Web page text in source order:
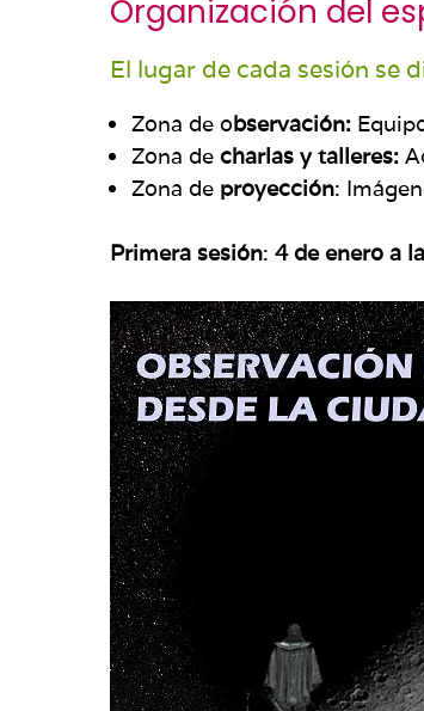
Organización del
El lugar de cada sesión se
Zona de observación:
Zona de charlas y talleres:
Zona de proyección:
Primera sesión: 4 de enero a